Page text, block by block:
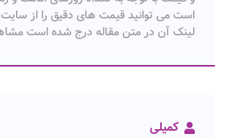
است می توانید قیمت های دقیق را از
لینک آن در متن مقاله درج شده است
کمیلی